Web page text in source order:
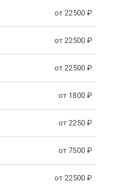
от 22500 ₽
от 22500 ₽
от 22500 ₽
от 1800 ₽
от 2250 ₽
от 7500 ₽
от 22500 ₽